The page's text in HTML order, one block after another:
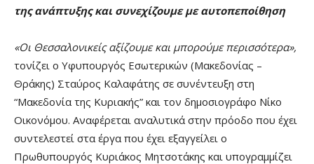
της ανάπτυξης και συνεχίζουμε με αυτοπεποίθηση
«Οι Θεσσαλονικείς αξίζουμε και μπορούμε περισσότερα»,
τονίζει ο Υφυπουργός Εσωτερικών (Μακεδονίας –
Θράκης) Σταύρος Καλαφάτης σε συνέντευξη στη
“Μακεδονία της Κυριακής” και τον δημοσιογράφο Νίκο
Οικονόμου. Αναφέρεται αναλυτικά στην πρόοδο που έχει
συντελεστεί στα έργα που έχει εξαγγείλει ο
Πρωθυπουργός Κυριάκος Μητσοτάκης και υπογραμμίζει